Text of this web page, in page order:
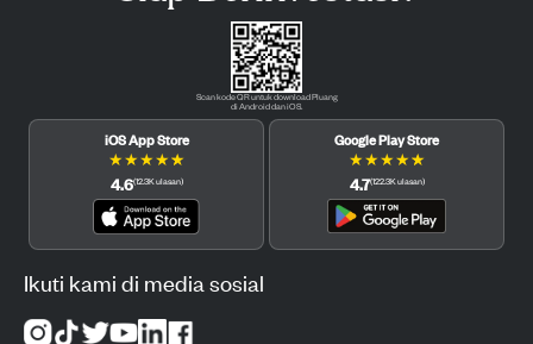
Scan kode QR untuk download Pluang
di Android dan iOS.
iOS App Store
★★★★★
4.6(12.3Kulasan)
Google Play Store
★★★★★
4.7(122.3Kulasan)
Ikuti kami di media sosial